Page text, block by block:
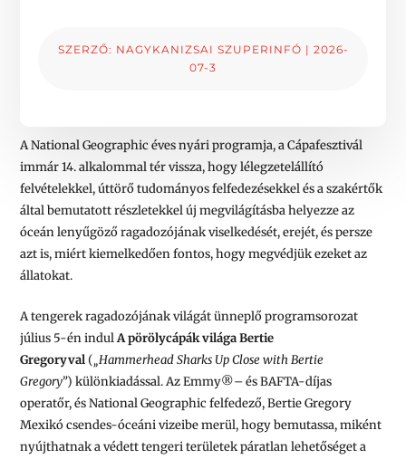
SZERZŐ: NAGYKANIZSAI SZUPERINFÓ | 2026-
07-3
A National Geographic éves nyári programja, a Cápafesztivál
immár 14. alkalommal tér vissza, hogy lélegzetelállító
felvételekkel, úttörő tudományos felfedezésekkel és a szakértők
által bemutatott részletekkel új megvilágításba helyezze az
óceán lenyűgöző ragadozójának viselkedését, erejét, és persze
azt is, miért kiemelkedően fontos, hogy megvédjük ezeket az
állatokat.
A tengerek ragadozójának világát ünneplő programsorozat
július 5-én indulA pörölycápák világa Bertie
Gregoryval („Hammerhead Sharks Up Close with Bertie
Gregory”) különkiadással. Az Emmy®– és BAFTA-díjas
operatőr, és National Geographic felfedező, Bertie Gregory
Mexikó csendes-óceáni vizeibe merül, hogy bemutassa, miként
nyújthatnak a védett tengeri területek páratlan lehetőséget a